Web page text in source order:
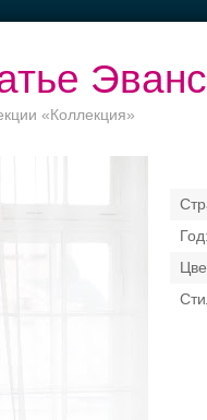
Эванс
«Коллекция»